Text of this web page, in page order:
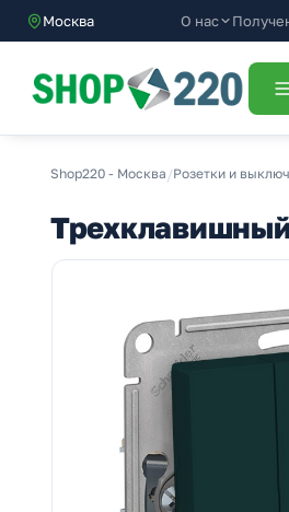
Москва О нас
Shop220 - Москва /Розетки и